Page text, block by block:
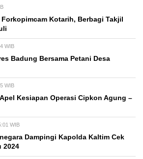
Kotarih, Berbagi Takjil
WIB
Badung Bersama Petani Desa
WIB
Kesiapan Operasi Cipkon Agung –
WIB
Dampingi Kapolda Kaltim Cek
2024